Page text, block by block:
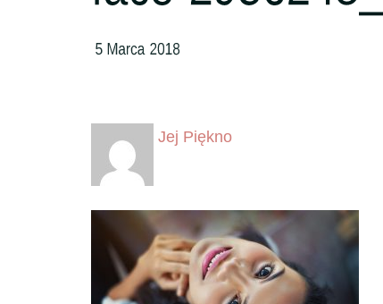
Jej Piękno